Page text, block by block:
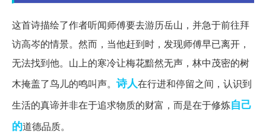
这首诗描绘了作者听闻师傅要去游历岳山，并急于前往拜
访高岑的情景。然而，当他赶到时，发现师傅早已离开，
无法找到他。山上的寒冷让梅花黯然无声，林中茂密的树
木掩盖了鸟儿的鸣叫声。 诗人在行进和停留之间，认识到
生活的真谛并非在于追求物质的财富，而是在于修炼自己
的道德品质。